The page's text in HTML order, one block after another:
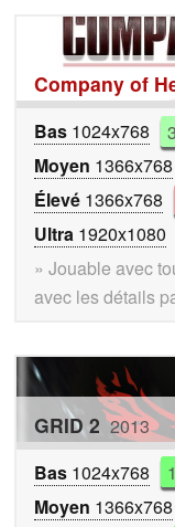
Company of
Bas 1024x768
Moyen 1366x768
Élevé 1366x768
Ultra 1920x1080
» Jouable avec
avec les détails
GRID 2 2013
Bas 1024x768
Moyen 1366x768